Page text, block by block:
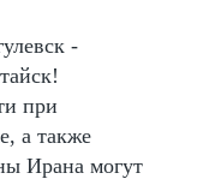
-
при
а также
Ирана могут